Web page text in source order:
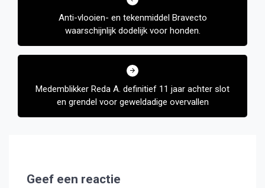
Anti-vlooien- en tekenmiddel Bravecto
waarschijnlijk dodelijk voor honden.
Medemblikker Reda A. definitief 11 jaar achter slot
en grendel voor geweldadige overvallen
Geef een reactie